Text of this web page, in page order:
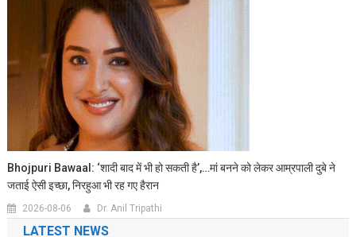
Bhojpuri Bawaal: ‘शादी बाद में भी हो सकती है’,…मां बनने को लेकर आम्रपाली दुबे ने
जताई ऐसी इच्छा, निरहुआ भी रह गए हैरान
2026-08-06 Dr. Anil Tripathi
LATEST NEWS